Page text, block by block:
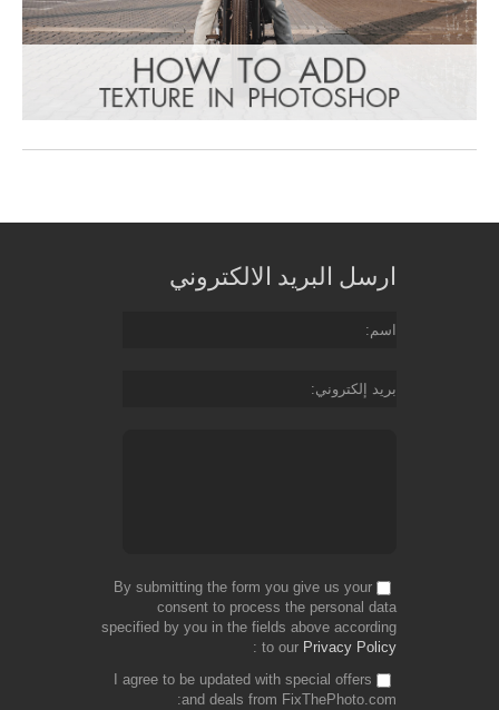
ارسل البريد الالكتروني
اسم
بريد إلكتروني
By submitting the form you give us your
consent to process the personal data
specified by you in the fields above according
to our Privacy Policy
I agree to be updated with special offers
and deals from FixThePhoto.com